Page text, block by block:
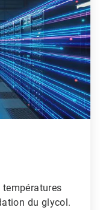
du glycol.